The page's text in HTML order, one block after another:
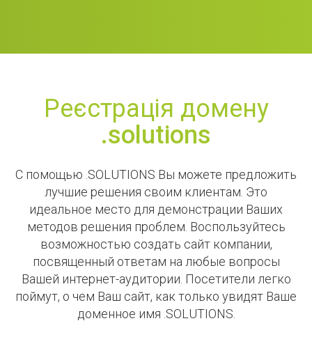
Реєстрація домену
.solutions
С помощью .SOLUTIONS Вы можете предложить
лучшие решения своим клиентам. Это
идеальное место для демонстрации Ваших
методов решения проблем. Воспользуйтесь
возможностью создать сайт компании,
посвященный ответам на любые вопросы
Вашей интернет-аудитории. Посетители легко
поймут, о чем Ваш сайт, как только увидят Ваше
доменное имя .SOLUTIONS.